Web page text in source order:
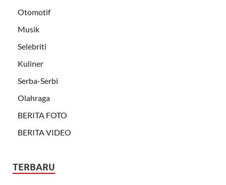
Otomotif
Musik
Selebriti
Kuliner
Serba-Serbi
Olahraga
BERITA FOTO
BERITA VIDEO
TERBARU